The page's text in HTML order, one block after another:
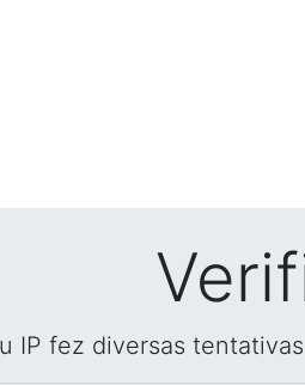
IP fez diversas